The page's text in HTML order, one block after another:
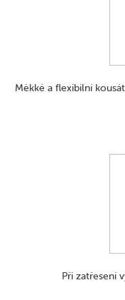
Měkké a flexibilní
Při zatřesení